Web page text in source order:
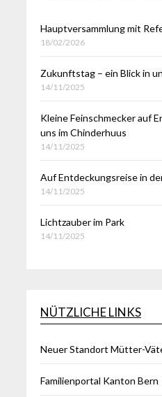
Hauptversammlung mit
18/02/2026
Zukunftstag – ein Blick in
14/11/2025
Kleine Feinschmecker auf
uns im Chinderhuus
14/11/2025
Auf Entdeckungsreise in
14/11/2025
Lichtzauber im Park
14/11/2025
NÜTZLICHE LINKS
Neuer Standort Mütter-
Familienportal Kanton Bern